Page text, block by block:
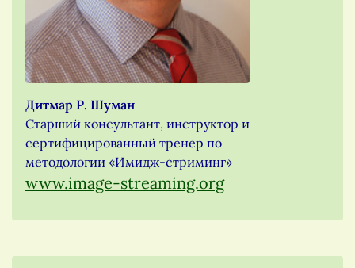
Дитмар Р. Шуман
Старший консультант, инструктор и
сертифицированный тренер по
методологии «Имидж-стриминг»
www.image-streaming.org